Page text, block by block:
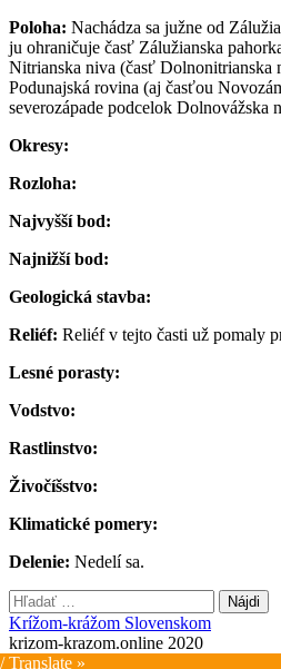
Poloha: Nachádza sa južne od
ju ohraničuje časť Zálužianska
Nitrianska niva (časť Dolnonitrianska
Podunajská rovina (aj časťou
severozápade podcelok Dolnovážska
Okresy:
Rozloha:
Najvyšší bod:
Najnižší bod:
Geologická stavba:
Reliéf: Reliéf v tejto časti už pomaly
Lesné porasty:
Vodstvo:
Rastlinstvo:
Živočíšstvo:
Klimatické pomery:
Delenie: Nedelí sa.
Hľadať:
Krížom-krážom Slovenskom
krizom-krazom.online 2020
Translate »